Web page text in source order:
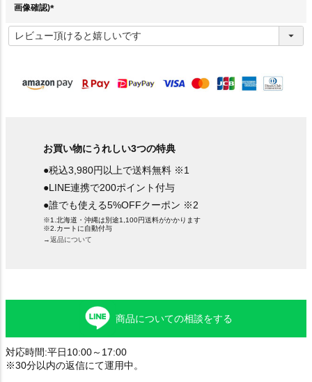
画像確認)
必
須
お買い物にうれしい3つの特典
●税込3,980円以上で送料無料 ※1
●LINE連携で200ポイント付与
●誰でも使える5%OFFクーポン ※2
※1.北海道・沖縄は別途1,100円送料がかかります
※2.カートに自動付与
→返品について
商品についての相談をする
対応時間:平日10:00～17:00
※30分以内の返信にて運用中。